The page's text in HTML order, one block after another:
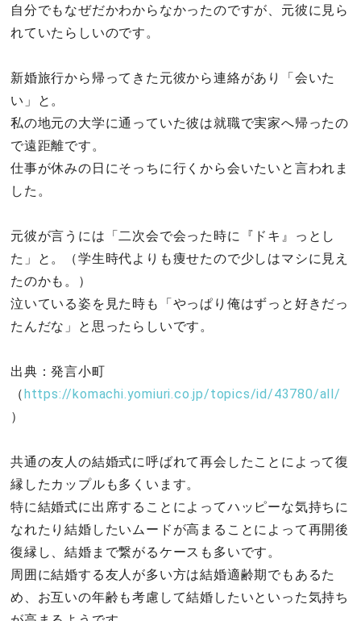
自分でもなぜだかわからなかったのですが、元彼に見ら
れていたらしいのです。
新婚旅行から帰ってきた元彼から連絡があり「会いた
い」と。
私の地元の大学に通っていた彼は就職で実家へ帰ったの
で遠距離です。
仕事が休みの日にそっちに行くから会いたいと言われま
した。
元彼が言うには「二次会で会った時に『ドキ』っとし
た」と。（学生時代よりも痩せたので少しはマシに見え
たのかも。）
泣いている姿を見た時も「やっぱり俺はずっと好きだっ
たんだな」と思ったらしいです。
出典：発言小町
（https://komachi.yomiuri.co.jp/topics/id/43780/all/
）
共通の友人の結婚式に呼ばれて再会したことによって復
縁したカップルも多くいます。
特に結婚式に出席することによってハッピーな気持ちに
なれたり結婚したいムードが高まることによって再開後
復縁し、結婚まで繋がるケースも多いです。
周囲に結婚する友人が多い方は結婚適齢期でもあるた
め、お互いの年齢も考慮して結婚したいといった気持ち